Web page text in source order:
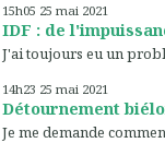
15h05 25 mai 2021
IDF : de
J'ai toujours eu un
14h23 25 mai 2021
Détournement
Je me demande